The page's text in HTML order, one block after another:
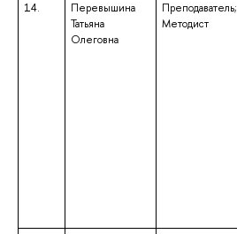
14.
Перевышина
Татьяна
Олеговна
Преподаватель;
Методист